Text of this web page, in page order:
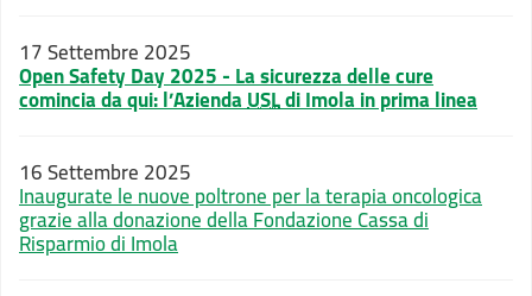
17 Settembre 2025
Open Safety Day 2025 - La sicurezza delle cure
comincia da qui: l’AziendaUSLdi Imola in prima linea
16 Settembre 2025
Inaugurate le nuove poltrone per la terapia oncologica
grazie alla donazione della Fondazione Cassa di
Risparmio di Imola